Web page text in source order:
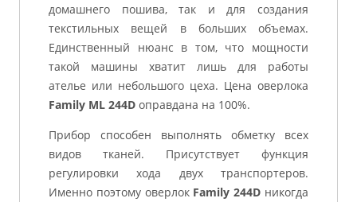
домашнего пошива, так и для создания
текстильных вещей в больших объемах.
Единственный нюанс в том, что мощности
такой машины хватит лишь для работы
ателье или небольшого цеха. Цена оверлока
Family ML 244D оправдана на 100%.
Прибор способен выполнять обметку всех
видов тканей. Присутствует функция
регулировки хода двух транспортеров.
Именно поэтому оверлок Family 244D никогда